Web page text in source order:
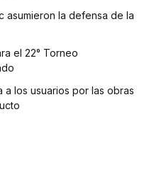
asumieron la defensa de la
el 22° Torneo
los usuarios por las obras